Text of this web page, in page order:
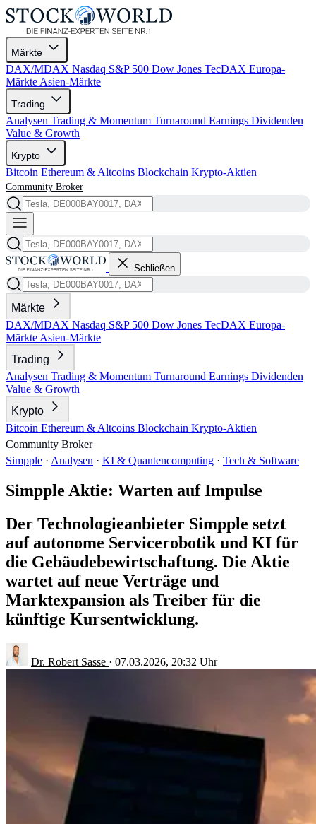
Märkte
DAX/MDAX Nasdaq S&P 500 Dow Jones TecDAX Europa-
Märkte Asien-Märkte
Trading
Analysen Trading & Momentum Turnaround Earnings Dividenden
Value & Growth
Krypto
Bitcoin Ethereum & Altcoins Blockchain Krypto-Aktien
Community Broker
Schließen
Märkte
DAX/MDAX Nasdaq S&P 500 Dow Jones TecDAX Europa-
Märkte Asien-Märkte
Trading
Analysen Trading & Momentum Turnaround Earnings Dividenden
Value & Growth
Krypto
Bitcoin Ethereum & Altcoins Blockchain Krypto-Aktien
Community Broker
Simpple · Analysen · KI & Quantencomputing · Tech & Software
Simpple Aktie: Warten auf Impulse
Der Technologieanbieter Simpple setzt
auf autonome Servicerobotik und KI für
die Gebäudebewirtschaftung. Die Aktie
wartet auf neue Verträge und
Marktexpansion als Treiber für die
künftige Kursentwicklung.
Dr. Robert Sasse · 07.03.2026, 20:32 Uhr